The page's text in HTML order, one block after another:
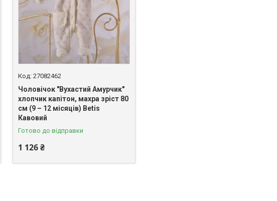
27082462
Чоловічок "Вухастий Амурчик"
хлопчик капітон, махра зріст 80
см (9 – 12 місяців) Betis
Кавовий
Готово до відправки
1 126 ₴